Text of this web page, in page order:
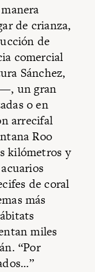
de crianza,
de
comercial
Sánchez,
un gran
o en
arrecifal
Roo
kilómetros y
de coral
más
miles
“Por